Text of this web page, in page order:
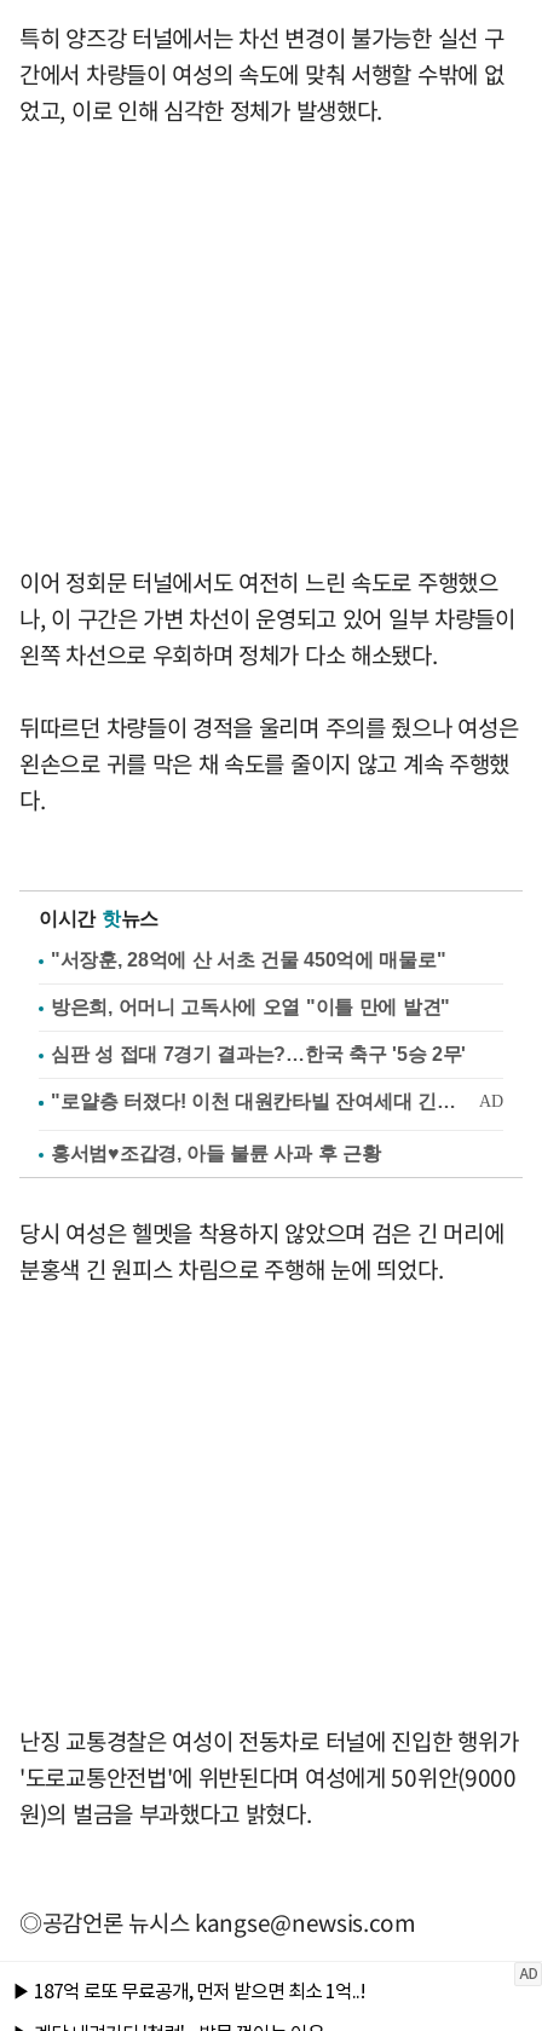
특히 양즈강 터널에서는 차선 변경이 불가능한 실선 구
간에서 차량들이 여성의 속도에 맞춰 서행할 수밖에 없
었고, 이로 인해 심각한 정체가 발생했다.
이어 정회문 터널에서도 여전히 느린 속도로 주행했으
나, 이 구간은 가변 차선이 운영되고 있어 일부 차량들이
왼쪽 차선으로 우회하며 정체가 다소 해소됐다.
뒤따르던 차량들이 경적을 울리며 주의를 줬으나 여성은
왼손으로 귀를 막은 채 속도를 줄이지 않고 계속 주행했
다.
이시간 핫뉴스
"서장훈, 28억에 산 서초 건물 450억에 매물로"
방은희, 어머니 고독사에 오열 "이틀 만에 발견"
심판 성 접대 7경기 결과는?…한국 축구 '5승 2무'
홍서범♥조갑경, 아들 불륜 사과 후 근황
당시 여성은 헬멧을 착용하지 않았으며 검은 긴 머리에
분홍색 긴 원피스 차림으로 주행해 눈에 띄었다.
난징 교통경찰은 여성이 전동차로 터널에 진입한 행위가
'도로교통안전법'에 위반된다며 여성에게 50위안(9000
원)의 벌금을 부과했다고 밝혔다.
◎공감언론 뉴시스kangse@newsis.com